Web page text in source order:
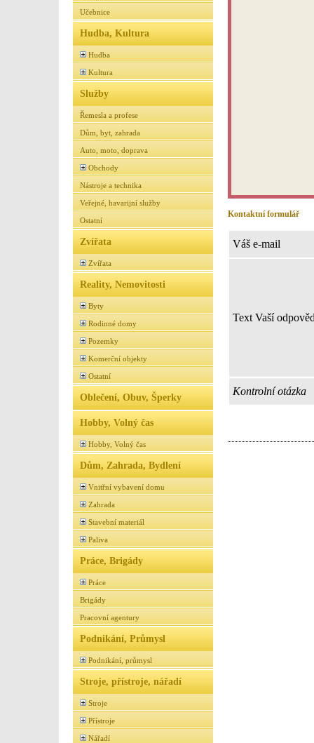
Učebnice
Hudba, Kultura
Hudba
Kultura
Služby
Řemesla a profese
Dům, byt, zahrada
Auto, moto, doprava
Obchody
Nástroje a technika
Veřejné, havarijní služby
Ostatní
Zvířata
Zvířata
Reality, Nemovitosti
Byty
Rodinné domy
Pozemky
Komerční objekty
Ostatní
Oblečení, Obuv, Šperky
Hobby, Volný čas
Hobby, Volný čas
Dům, Zahrada, Bydlení
Vnitřní vybavení domu
Zahrada
Stavební materiál
Paliva
Práce, Brigády
Práce
Brigády
Pracovní agentury
Podnikání, Průmysl
Podnikání, průmysl
Stroje, přístroje, nářadí
Stroje
Přístroje
Nářadí
Kontaktní formulář
Váš e-mail
Text Vaší
Kontrolní otázka